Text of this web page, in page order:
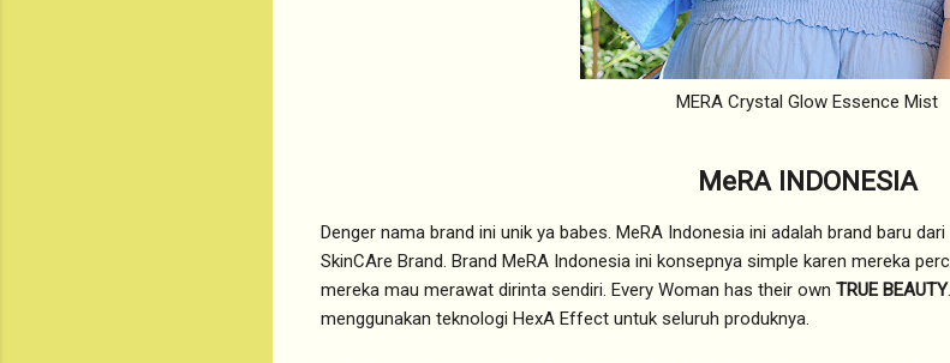
MERA Crystal Glow Essence Mist
MeRA INDONESIA
Denger nama brand ini unik ya babes. MeRA Indonesia ini adalah brand baru
SkinCAre Brand. Brand MeRA Indonesia ini konsepnya simple karen mereka
mereka mau merawat dirinta sendiri. Every Woman has their own TRUE BEAUTY
menggunakan teknologi HexA Effect untuk seluruh produknya.